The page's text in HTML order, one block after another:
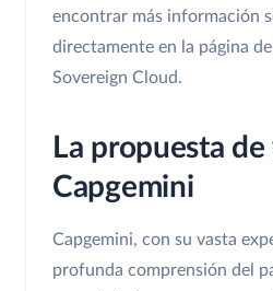
encontrar más información
directamente en la página
Sovereign Cloud.
La propuesta
Capgemini
Capgemini, con su vasta
profunda comprensión del